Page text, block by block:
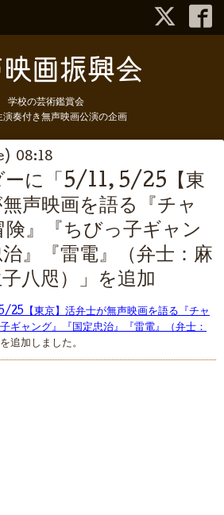
学校の芸術鑑賞会
演奏付き無声映画公演の企画
08:18
ーに「5/11, 5/25【東
声映画を語る『チャ
険』『ちびっ子ギャン
』『雷電』（弁士：麻
八咫）」を追加
25【東京】活弁士が無声映画を語る『チャ
ギャング』『国定忠治』『雷電』（弁士：
追加しました。